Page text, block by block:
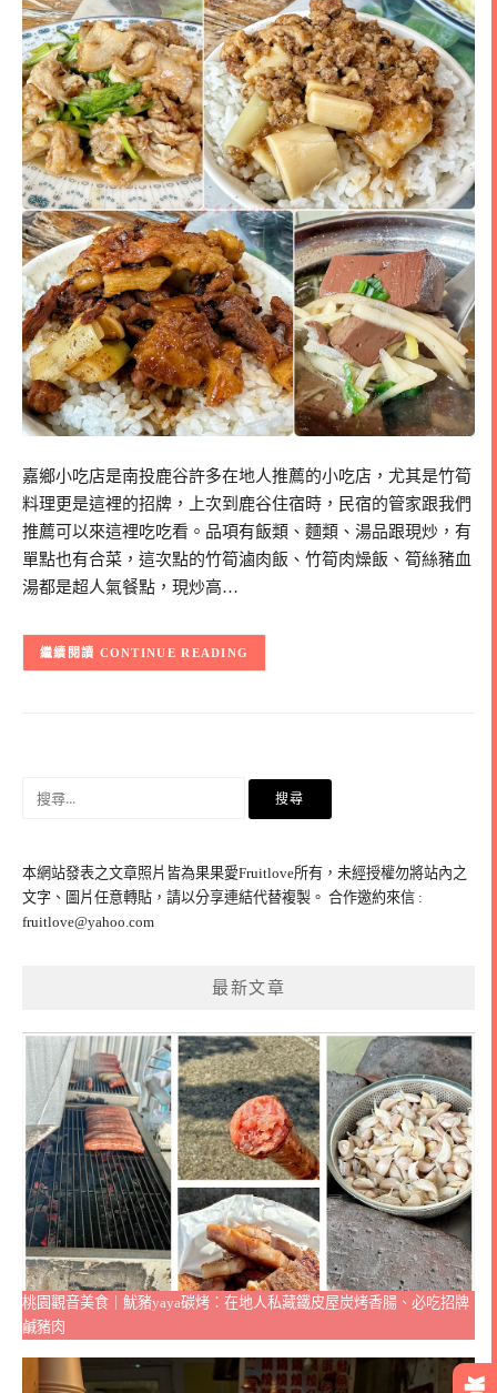
嘉鄉小吃店是南投鹿谷許多在地人推薦的小吃店，尤其是竹筍
料理更是這裡的招牌，上次到鹿谷住宿時，民宿的管家跟我們
推薦可以來這裡吃吃看。品項有飯類、麵類、湯品跟現炒，有
單點也有合菜，這次點的竹筍滷肉飯、竹筍肉燥飯、筍絲豬血
湯都是超人氣餐點，現炒高…
CONTINUE READING
字:
本網站發表之文章照片皆為果果愛Fruitlove所有，未經授權勿將站內之
文字、圖片任意轉貼，請以分享連結代替複製。 合作邀約來信 :
fruitlove@yahoo.com
最新文章
桃園觀音美食｜魷豬yaya碳烤：在地人私藏鐵皮屋炭烤香腸、必吃招牌
鹹豬肉